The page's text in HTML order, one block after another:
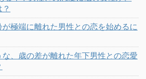
極端に離れた男性との恋を始めるに
な、歳の差が離れた年下男性との恋愛